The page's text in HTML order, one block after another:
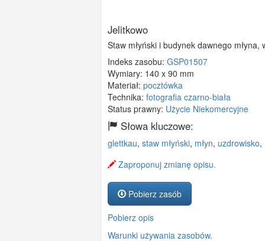
Jelitkowo
Staw młyński i budynek dawnego
Indeks zasobu: GSP01507
Wymiary: 140 x 90 mm
Materiał: pocztówka
Technika: fotografia czarno-biała
Status prawny: Użycie Niekomercyjne
Słowa kluczowe:
glettkau, staw młyński, młyn, uzdrowisko,
Zaproponuj zmianę opisu.
Pobierz zasób
Pobierz opis
Warunki używania zasobów.